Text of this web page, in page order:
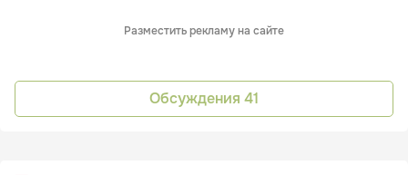
Разместить рекламу на сайте
Обсуждения 41